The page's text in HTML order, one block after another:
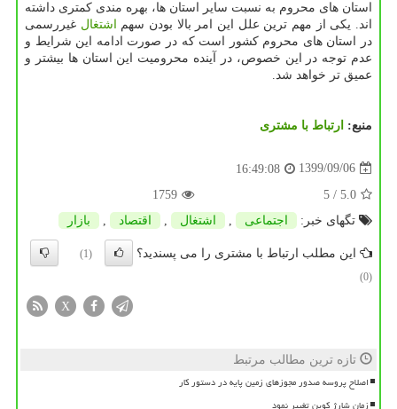
استان های محروم به نسبت سایر استان ها، بهره مندی کمتری داشته
اند. یکی از مهم ترین علل این امر بالا بودن سهم
اشتغال غیررسمی
در استان های محروم کشور است که در صورت ادامه این شرایط و
عدم توجه در این خصوص، در آینده محرومیت این استان ها بیشتر و
عمیق تر خواهد شد.
منبع: ارتباط با مشتری
1399/09/06
16:49:08
5.0
/ 5
1759
تگهای خبر:
اجتماعی , اشتغال , اقتصاد , بازار
این مطلب ارتباط با مشتری را می پسندید؟
(1)
(0)
X
تازه ترین مطالب مرتبط
اصلاح پروسه صدور مجوزهای زمین پایه در دستور کار
زمان شارژ کوپن تغییر نمود